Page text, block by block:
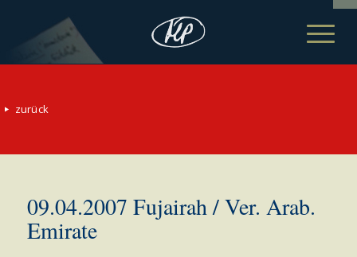
zurück
09.04.2007 Fujairah / Ver. Arab.
Emirate